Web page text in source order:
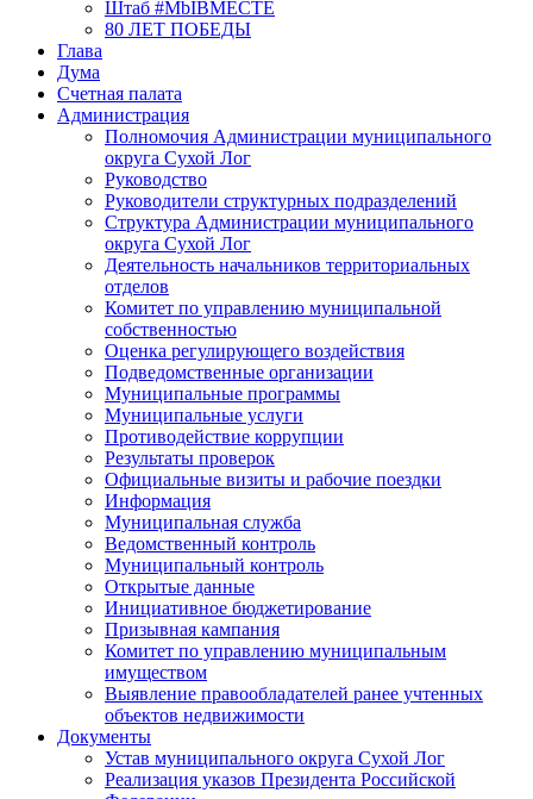
Штаб #MbIBMECTE
80 ЛЕТ ПОБЕДЫ
Глава
Дума
Счетная палата
Администрация
Полномочия Администрации муниципального
округа Сухой Лог
Руководство
Руководители структурных подразделений
Структура Администрации муниципального
округа Сухой Лог
Деятельность начальников территориальных
отделов
Комитет по управлению муниципальной
собственностью
Оценка регулирующего воздействия
Подведомственные организации
Муниципальные программы
Муниципальные услуги
Противодействие коррупции
Результаты проверок
Официальные визиты и рабочие поездки
Информация
Муниципальная служба
Ведомственный контроль
Муниципальный контроль
Открытые данные
Инициативное бюджетирование
Призывная кампания
Комитет по управлению муниципальным
имуществом
Выявление правообладателей ранее учтенных
объектов недвижимости
Документы
Устав муниципального округа Сухой Лог
Реализация указов Президента Российской